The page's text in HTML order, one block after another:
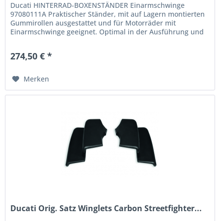
Ducati HINTERRAD-BOXENSTÄNDER Einarmschwinge
97080111A Praktischer Ständer, mit auf Lagern montierten
Gummirollen ausgestattet und für Motorräder mit
Einarmschwinge geeignet. Optimal in der Ausführung und
274,50 € *
Merken
Ducati Orig. Satz Winglets Carbon Streetfighter...